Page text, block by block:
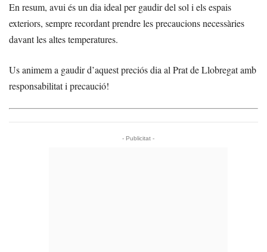
En resum, avui és un dia ideal per gaudir del sol i els espais
exteriors, sempre recordant prendre les precaucions necessàries
davant les altes temperatures.
Us animem a gaudir d’aquest preciós dia al Prat de Llobregat amb
responsabilitat i precaució!
- Publicitat -